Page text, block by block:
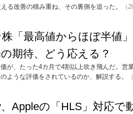
る改善の積み重ね、その裏側を追った。
（
株「最高値からほぼ半値
期待、どう応える？
価が、たった4カ月で4割以上吹き飛んだ。営
ような評価をされているのか、解説する。
Appleの「HLS」対応で